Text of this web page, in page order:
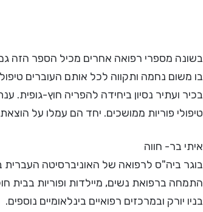
בשונה מספרי רפואה אחרים מכיל הספר הזה
בו משום נחמה ותקווה לכל אותם העוברים
בכיר ועתיר נסיון ביחידה להפריה חוץ-
טיפולי פוריות ממושכים. יחד הם עמלו על
איתי בר- חווה
בוגר ביה"ס לרפואה של האוניברסיטה העברית
התמחה ברפואת נשים, מיילדות ופוריות בבית
בניו יורק ובמרכזים רפואיים בינלאומיים נוספים.